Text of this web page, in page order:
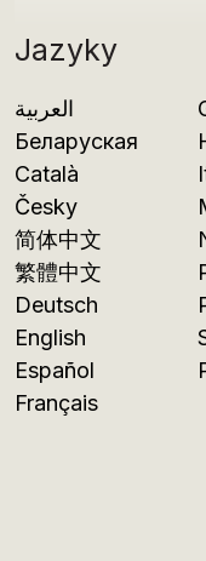
Jazyky
العربية
Беларуская
Català
Česky
简体中文
繁體中文
Deutsch
English
Español
Français